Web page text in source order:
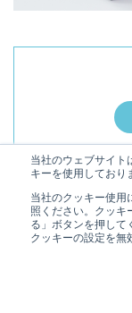
当社のウェブサイト
キーを使用しており
当社のクッキー使用
照ください。クッキ
る」ボタンを押して
クッキーの設定を無
プロモーシ